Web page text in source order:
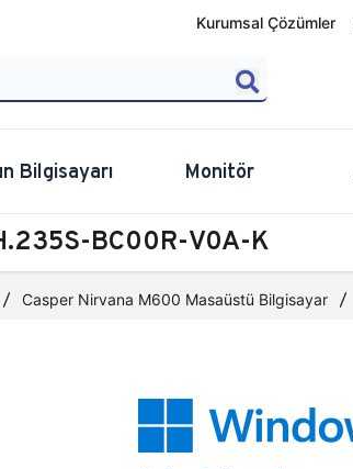
Kurumsal Çözümler
Bilgisayarı Monitör
BC00R-V0A-K
Casper Nirvana M600 Masaüstü Bilgisayar